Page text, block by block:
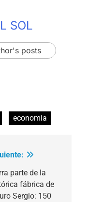
SOL
posts
economia
parte de la
fábrica de
Sergio: 150